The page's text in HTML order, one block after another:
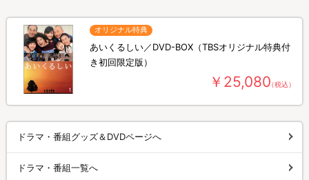
オリジナル特典
あいくるしい／DVD-BOX（TBSオリジナル特典付
き初回限定版）
￥25,080（税込）
ドラマ・番組グッズ＆DVDページへ
ドラマ・番組一覧へ